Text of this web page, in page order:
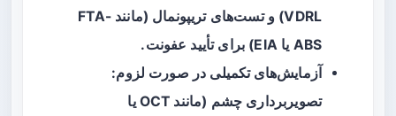
VDRL) و تست‌های تریپونمال (مانند FTA-
ABS یا EIA) برای تأیید عفونت.
آزمایش‌های تکمیلی در صورت لزوم:
تصویربرداری چشم (مانند OCT یا